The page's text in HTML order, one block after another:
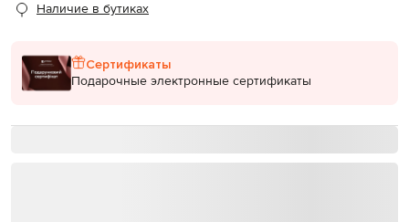
Наличие в бутиках
Сертификаты
Подарочные электронные сертификаты